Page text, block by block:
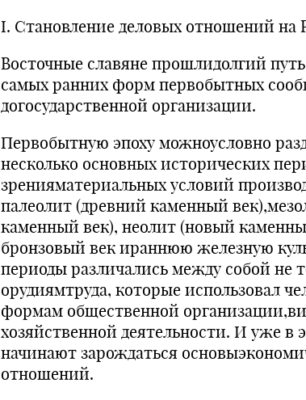
I. Становление деловых отношений на
Восточные славяне прошлидолгий
самых ранних форм первобытных
догосударственной организации.
Первобытную эпоху можноусловно
несколько основных исторических
зренияматериальных условий
палеолит (древний каменный
каменный век), неолит (новый
бронзовый век ираннюю железную
периоды различались между собой не
орудиямтруда, которые использовал
формам общественной
хозяйственной деятельности. И уже в
начинают зарождаться
отношений.